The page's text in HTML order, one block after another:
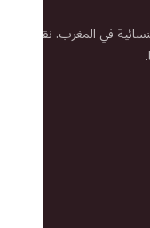
في المغرب. نقدم لكم